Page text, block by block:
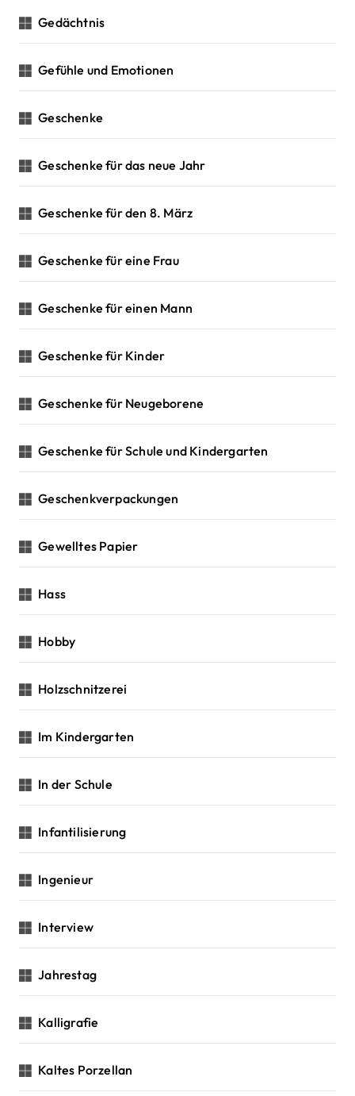
Gedächtnis
Gefühle und Emotionen
Geschenke
Geschenke für das neue Jahr
Geschenke für den 8. März
Geschenke für eine Frau
Geschenke für einen Mann
Geschenke für Kinder
Geschenke für Neugeborene
Geschenke für Schule und Kindergarten
Geschenkverpackungen
Gewelltes Papier
Hass
Hobby
Holzschnitzerei
Im Kindergarten
In der Schule
Infantilisierung
Ingenieur
Interview
Jahrestag
Kalligrafie
Kaltes Porzellan